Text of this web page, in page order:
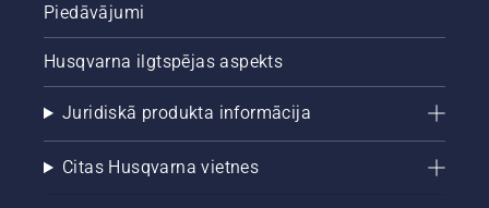
Piedāvājumi
Husqvarna ilgtspējas aspekts
Juridiskā produkta informācija
Citas Husqvarna vietnes